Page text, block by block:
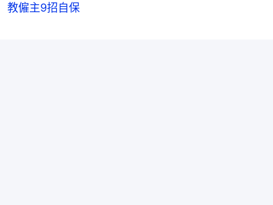
教僱主9招自保